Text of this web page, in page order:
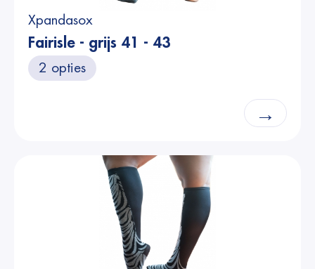
Xpandasox
Fairisle - grijs 41 - 43
2 opties
→